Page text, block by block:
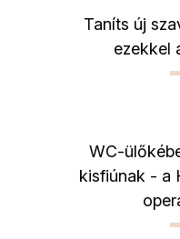
Taníts új
ezekkel
WC-
kisfiúnak - a